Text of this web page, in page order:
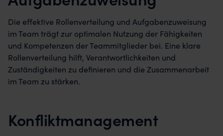
Die effektive Rollenverteilung und Aufgabenzuweisung
im Team trägt zur optimalen Nutzung der Fähigkeiten
und Kompetenzen der Teammitglieder bei. Eine klare
Rollenverteilung hilft, Verantwortlichkeiten und
Zuständigkeiten zu definieren und die Zusammenarbeit
im Team zu stärken.
Konfliktmanagement